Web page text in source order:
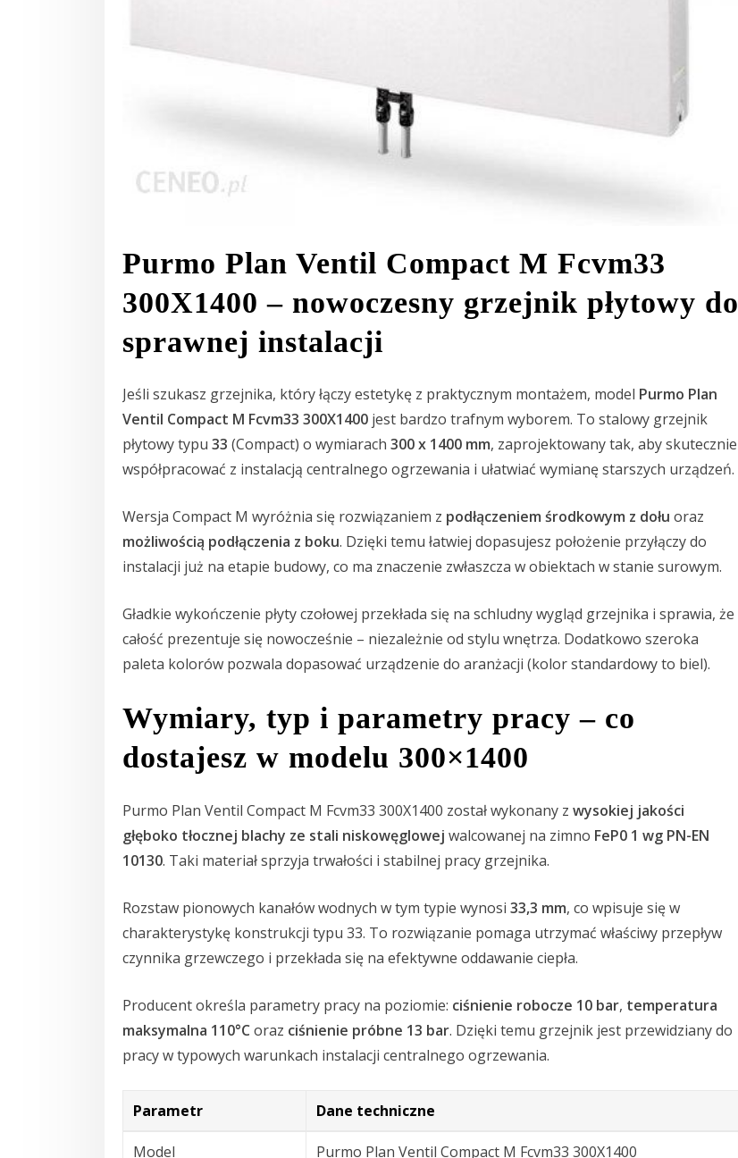
Purmo Plan Ventil Compact M Fcvm33
300X1400 – nowoczesny grzejnik płytowy do
sprawnej instalacji
Jeśli szukasz grzejnika, który łączy estetykę z praktycznym montażem, model Purmo Plan
Ventil Compact M Fcvm33 300X1400 jest bardzo trafnym wyborem. To stalowy grzejnik
płytowy typu 33 (Compact) o wymiarach 300 x 1400 mm, zaprojektowany tak, aby skutecznie
współpracować z instalacją centralnego ogrzewania i ułatwiać wymianę starszych urządzeń.
Wersja Compact M wyróżnia się rozwiązaniem z podłączeniem środkowym z dołu oraz
możliwością podłączenia z boku. Dzięki temu łatwiej dopasujesz położenie przyłączy do
instalacji już na etapie budowy, co ma znaczenie zwłaszcza w obiektach w stanie surowym.
Gładkie wykończenie płyty czołowej przekłada się na schludny wygląd grzejnika i sprawia, że
całość prezentuje się nowocześnie – niezależnie od stylu wnętrza. Dodatkowo szeroka
paleta kolorów pozwala dopasować urządzenie do aranżacji (kolor standardowy to biel).
Wymiary, typ i parametry pracy – co
dostajesz w modelu 300×1400
Purmo Plan Ventil Compact M Fcvm33 300X1400 został wykonany z wysokiej jakości
głęboko tłocznej blachy ze stali niskowęglowej walcowanej na zimno FeP0 1 wg PN-EN
10130. Taki materiał sprzyja trwałości i stabilnej pracy grzejnika.
Rozstaw pionowych kanałów wodnych w tym typie wynosi 33,3 mm, co wpisuje się w
charakterystykę konstrukcji typu 33. To rozwiązanie pomaga utrzymać właściwy przepływ
czynnika grzewczego i przekłada się na efektywne oddawanie ciepła.
Producent określa parametry pracy na poziomie: ciśnienie robocze 10 bar, temperatura
maksymalna 110°Coraz ciśnienie próbne 13 bar. Dzięki temu grzejnik jest przewidziany do
pracy w typowych warunkach instalacji centralnego ogrzewania.
Parametr Dane techniczne
Model Purmo Plan Ventil Compact M Fcvm33 300X1400